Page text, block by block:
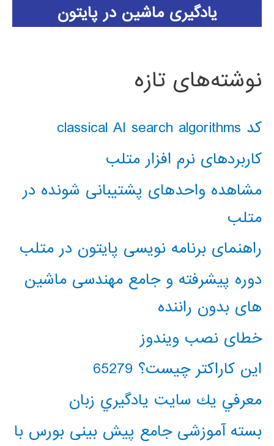
یادگیری ماشین در پایتون
نوشته‌های تازه
کد classical AI search algorithms
کاربردهای نرم افزار متلب
مشاهده واحدهای پشتیبانی شونده در
متلب
راهنمای برنامه نویسی پایتون در متلب
دوره پیشرفته و جامع مهندسی ماشین
های بدون راننده
خطای نصب ویندوز
این کاراکتر چیست؟ 65279
معرفي يك سايت يادگيري زبان
بسته آموزشی جامع پیش بینی بورس با